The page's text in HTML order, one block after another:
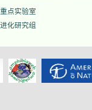
点实验室
化研究组